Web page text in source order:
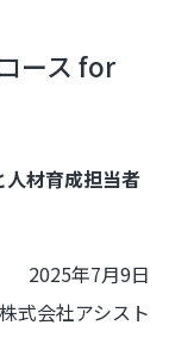
ース for
人材育成担当者
2025年7月9日
株式会社アシスト